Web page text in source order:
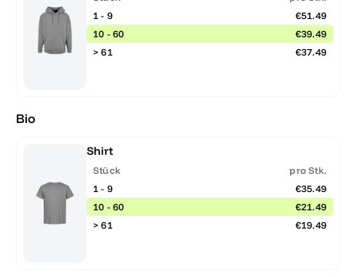
1 - 9
€51.49
10 - 60
€39.49
> 61
€37.49
Bio
Shirt
Stück
pro Stk.
1 - 9
€35.49
10 - 60
€21.49
> 61
€19.49